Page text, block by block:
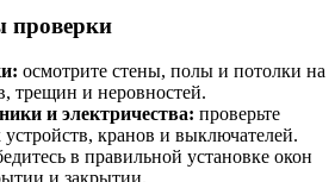
проверки
осмотрите стены, полы и потолки на
трещин и неровностей.
и электричества: проверьте
устройств, кранов и выключателей.
в правильной установке окон